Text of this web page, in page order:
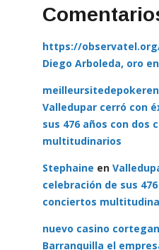
https://
Diego Arboleda, oro
Valledupar cerró con
sus 476 años con dos
multitudinarios
Stephaine en
celebración de sus
conciertos
nuevo casino
Barranquilla el